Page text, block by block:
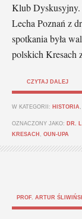
Klub Dyskusyjny.
Lecha Poznań z
spotkania była
polskich Kresach
CZYTAJ DALEJ
W KATEGORII: HISTORIA
OZNACZONY JAKO: DR.
KRESACH
OUN-UPA
PROF. ARTUR